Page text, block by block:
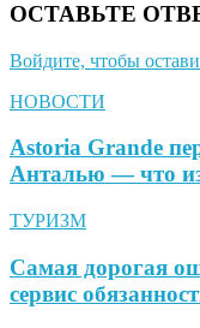
ОСТАВЬТЕ
Войдите, чтобы
НОВОСТИ
Astoria Grande
Анталью — что
ТУРИЗМ
Самая дорогая
сервис